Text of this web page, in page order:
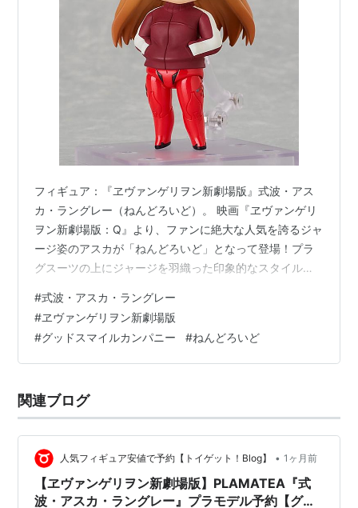
フィギュア：『ヱヴァンゲリヲン新劇場版』式波・アス
カ・ラングレー（ねんどろいど）。 映画『ヱヴァンゲリ
ヲン新劇場版：Q』より、ファンに絶大な人気を誇るジャ
ージ姿のアスカが「ねんどろいど」となって登場！プラ
グスーツの上にジャージを羽織った印象的なスタイル
の魅力を引き立てる表情パーツや、劇中のワンシーンを
再現できる小物パーツが充実しています。エヴァファン
なら絶対に見逃せない、コレクション欲を刺激する逸品
です。
#式波・アスカ・ラングレー
#ヱヴァンゲリヲン新劇場版
#グッドスマイルカンパニー #ねんどろいど
関連ブログ
人気フィギュア安値で予約【トイゲット！Blog】 • 1ヶ月前
【ヱヴァンゲリヲン新劇場版】PLAMATEA『式
波・アスカ・ラングレー』プラモデル予約【グッ